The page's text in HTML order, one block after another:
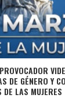
DE GÉNERO Y
DE LAS MUJERES